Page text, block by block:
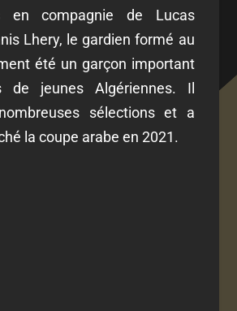
en compagnie de Lucas
Lhery, le gardien formé au
été un garçon important
de jeunes Algériennes. Il
sélections et a
la coupe arabe en 2021.